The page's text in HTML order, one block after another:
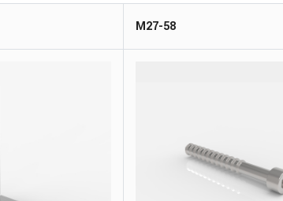
M27-58